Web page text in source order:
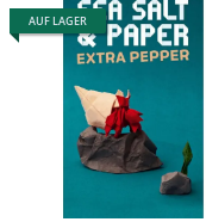
AUF LAGER